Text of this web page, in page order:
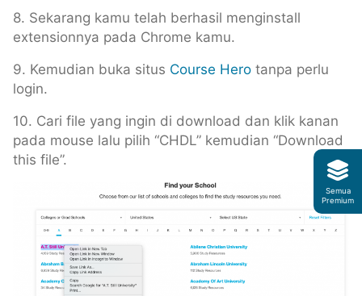
8. Sekarang kamu telah berhasil menginstall
extensionnya pada Chrome kamu.
9. Kemudian buka situs Course Hero tanpa perlu
login.
10. Cari file yang ingin di download dan klik kanan
pada mouse lalu pilih “CHDL” kemudian “Download
this file”.
Semua
Premium